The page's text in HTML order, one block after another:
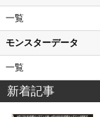
一覧
モンスターデータ
一覧
新着記事